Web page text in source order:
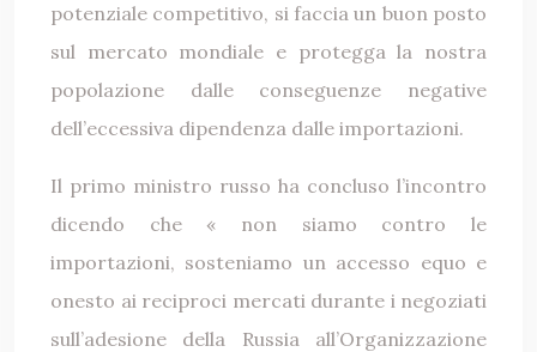
potenziale competitivo, si faccia un buon posto
sul mercato mondiale e protegga la nostra
popolazione dalle conseguenze negative
dell’eccessiva dipendenza dalle importazioni.
Il primo ministro russo ha concluso l’incontro
dicendo che « non siamo contro le
importazioni, sosteniamo un accesso equo e
onesto ai reciproci mercati durante i negoziati
sull’adesione della Russia all’Organizzazione